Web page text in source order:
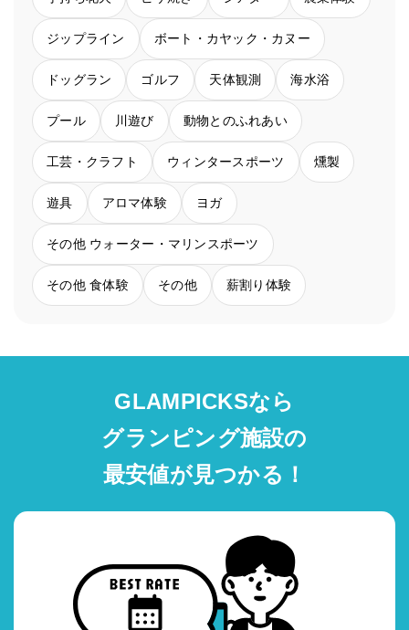
ジップライン ボート・カヤック・カヌー
ドッグラン ゴルフ 天体観測 海水浴
プール 川遊び 動物とのふれあい
工芸・クラフト ウィンタースポーツ 燻製
遊具 アロマ体験 ヨガ
その他 ウォーター・マリンスポーツ
その他 食体験 その他 薪割り体験
GLAMPICKSなら
グランピング施設の
最安値が見つかる！